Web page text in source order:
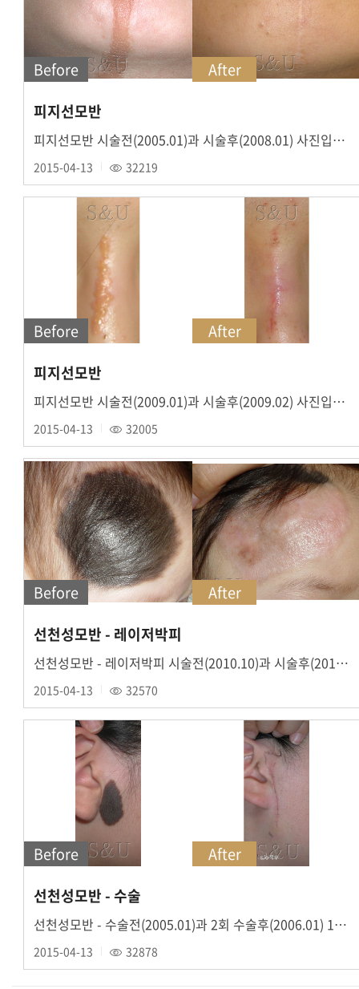
Before
After
피지선모반
피지선모반 시술전(2005.01)과 시술후(2008.01) 사진입니다.
2015-04-13 32219
Before
After
피지선모반
피지선모반 시술전(2009.01)과 시술후(2009.02) 사진입니다.
2015-04-13 32005
Before
After
선천성모반 - 레이저박피
선천성모반 - 레이저박피 시술전(2010.10)과 시술후(2011.07) 사진입니다.
2015-04-13 32570
Before
After
선천성모반 - 수술
선천성모반 - 수술전(2005.01)과 2회 수술후(2006.01) 1주일 경과 사진입니다....
2015-04-13 32878